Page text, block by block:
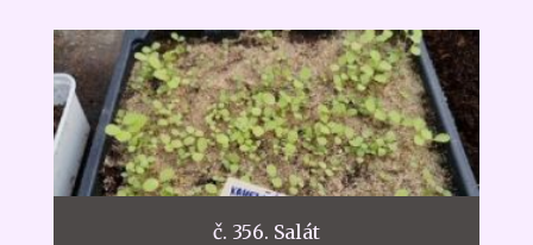
č. 356. Salát